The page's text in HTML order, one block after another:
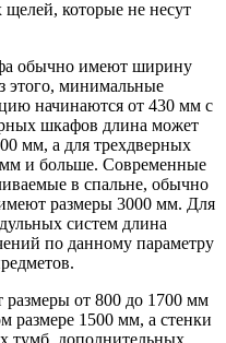
щелей, которые не несут
обычно имеют ширину
этого, минимальные
начинаются от 430 мм с
шкафов длина может
мм, а для трехдверных
и больше. Современные
в спальне, обычно
размеры 3000 мм. Для
систем длина
по данному параметру
от 800 до 1700 мм
размере 1500 мм, а стенки
тумб, дополнительных